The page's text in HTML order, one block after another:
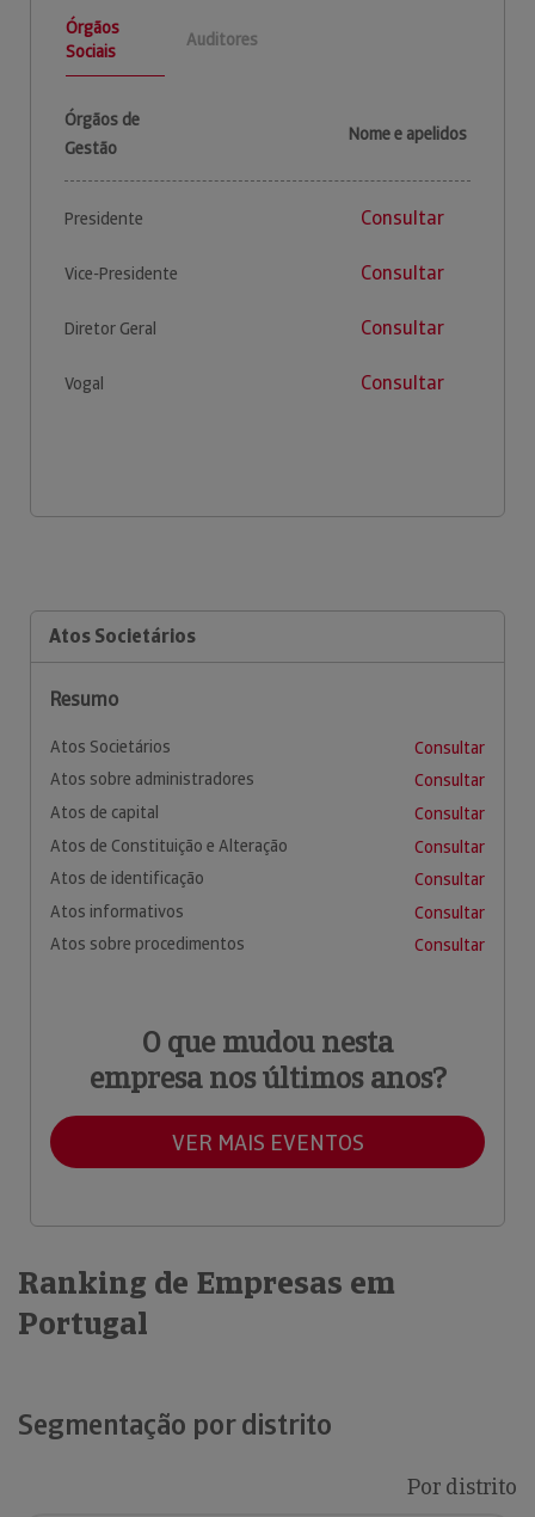
Órgãos
Sociais
Auditores
Órgãos de
Gestão
Nome e apelidos
Presidente Consultar
Vice-Presidente Consultar
Diretor Geral Consultar
Vogal Consultar
Atos Societários
Resumo
Atos Societários
Consultar
Atos sobre administradores
Consultar
Atos de capital
Consultar
Atos de Constituição e Alteração
Consultar
Atos de identificação
Consultar
Atos informativos
Consultar
Atos sobre procedimentos
Consultar
O que mudou nesta
empresa nos últimos anos?
VER MAIS EVENTOS
Ranking de Empresas em
Portugal
Segmentação por distrito
Por distrito